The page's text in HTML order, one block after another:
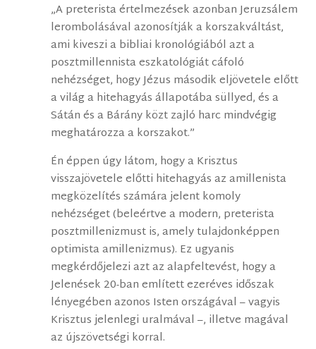
„A preterista értelmezések azonban Jeruzsálem
lerombolásával azonosítják a korszakváltást,
ami kiveszi a bibliai kronológiából azt a
posztmillennista eszkatológiát cáfoló
nehézséget, hogy Jézus második eljövetele előtt
a világ a hitehagyás állapotába süllyed, és a
Sátán és a Bárány közt zajló harc mindvégig
meghatározza a korszakot.”
Én éppen úgy látom, hogy a Krisztus
visszajövetele előtti hitehagyás az amillenista
megközelítés számára jelent komoly
nehézséget (beleértve a modern, preterista
posztmillenizmust is, amely tulajdonképpen
optimista amillenizmus). Ez ugyanis
megkérdőjelezi azt az alapfeltevést, hogy a
Jelenések 20-ban említett ezeréves időszak
lényegében azonos Isten országával – vagyis
Krisztus jelenlegi uralmával –, illetve magával
az újszövetségi korral.